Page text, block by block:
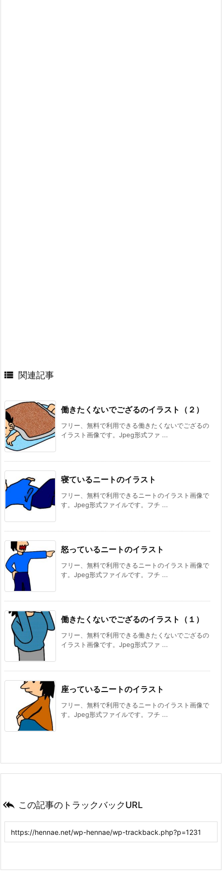
 関連記事
働きたくないでござるのイラスト（２）
フリー、無料で利用できる働きたくないでござるの
イラスト画像です。Jpeg形式ファ ...
寝ているニートのイラスト
フリー、無料で利用できるニートのイラスト画像で
す。Jpeg形式ファイルです。フチ ...
怒っているニートのイラスト
フリー、無料で利用できるニートのイラスト画像で
す。Jpeg形式ファイルです。フチ ...
働きたくないでござるのイラスト（１）
フリー、無料で利用できる働きたくないでござるの
イラスト画像です。Jpeg形式ファ ...
座っているニートのイラスト
フリー、無料で利用できるニートのイラスト画像で
す。Jpeg形式ファイルです。フチ ...
 この記事のトラックバックURL